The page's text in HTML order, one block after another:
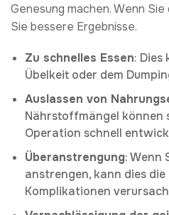
Genesung machen. Wenn
Sie bessere Ergebnisse.
Zu schnelles Essen: Dies
Übelkeit oder dem
Auslassen von
Nährstoffmängel können
Operation schnell
Überanstrengung: Wenn
anstrengen, kann dies
Komplikationen